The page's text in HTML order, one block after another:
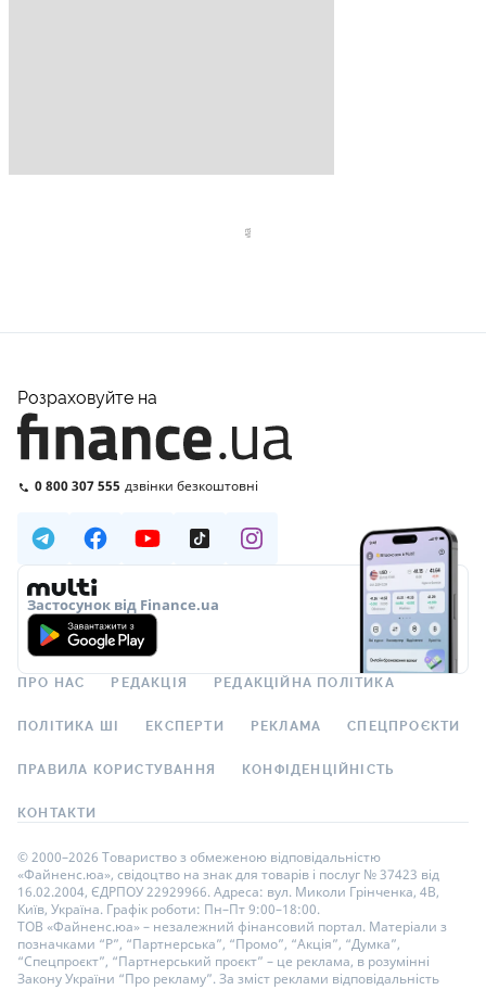
Розраховуйте на
0 800 307 555 дзвінки безкоштовні
Застосунок від Finance.ua
ПРО НАС РЕДАКЦІЯ РЕДАКЦІЙНА ПОЛІТИКА
ПОЛІТИКА ШІ ЕКСПЕРТИ РЕКЛАМА СПЕЦПРОЄКТИ
ПРАВИЛА КОРИСТУВАННЯ КОНФІДЕНЦІЙНІСТЬ
КОНТАКТИ
© 2000–2026 Товариство з обмеженою відповідальністю
«Файненс.юа», свідоцтво на знак для товарів і послуг № 37423 від
16.02.2004, ЄДРПОУ 22929966. Адреса: вул. Миколи Грінченка, 4В,
Київ, Україна. Графік роботи: Пн–Пт 9:00–18:00.
ТОВ «Файненс.юа» – незалежний фінансовий портал. Матеріали з
позначками “Р”, “Партнерська”, “Промо”, “Акція”, “Думка”,
“Спецпроєкт”, “Партнерський проєкт” – це реклама, в розумінні
Закону України “Про рекламу”. За зміст реклами відповідальність